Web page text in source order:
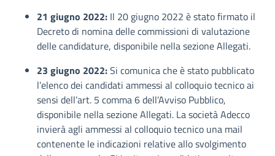
21 giugno 2022: Il 20 giugno 2022 è stato firmato il
Decreto di nomina delle commissioni di valutazione
delle candidature, disponibile nella sezione Allegati.
23 giugno 2022:Si comunica che è stato pubblicato
l’elenco dei candidati ammessi al colloquio tecnico ai
sensi dell’art. 5 comma 6 dell’Avviso Pubblico,
disponibile nella sezione Allegati. La società Adecco
invierà agli ammessi al colloquio tecnico una mail
contenente le indicazioni relative allo svolgimento